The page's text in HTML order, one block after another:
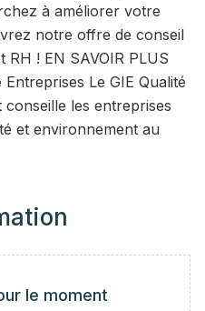
à améliorer votre
notre offre de conseil
RH ! EN SAVOIR PLUS
Le GIE Qualité
les entreprises
et environnement au
le moment